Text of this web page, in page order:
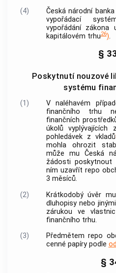
(4)
Česká národní banka
vypořádací
vypořádání zákona
kapitálovém trhu26).
§
Poskytnutí nouzové
systému
(1)
V naléhavém
finančního trhu
finančních
úkolů vyplývajících
pohledávek z vkladů
mohla ohrozit
může mu Česká
žádosti
ním uzavřít repo
3 měsíců.
(2)
Krátkodobý úvěr
dluhopisy nebo
zárukou ve
finančního trhu.
(3)
Předmětemrepo
cenné papíry podle
§